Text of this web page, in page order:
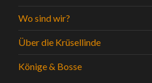
Wo sind wir?
Über die Krüsellinde
Könige & Bosse